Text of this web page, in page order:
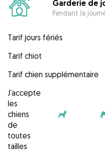
Garderie de
Pendant la
Tarif jours fériés
Tarif chiot
Tarif chien supplémentaire
J'accepte
les
chiens
de
toutes
tailles